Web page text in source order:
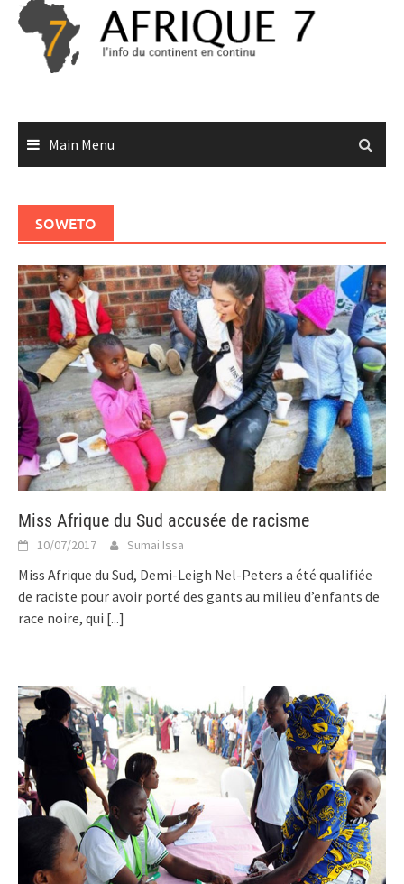
Skip
content
Main Menu
SOWETO
Miss Afrique du Sud accusée de racisme
10/07/2017 Sumai Issa
Miss Afrique du Sud, Demi-Leigh Nel-Peters a été qualifiée
de raciste pour avoir porté des gants au milieu d’enfants de
race noire, qui [...]